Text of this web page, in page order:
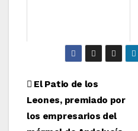
Navegación
de
El Patio de los
Leones, premiado por
los empresarios del